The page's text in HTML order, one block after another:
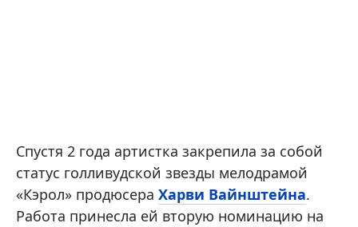
Спустя 2 года артистка закрепила за собой
статус голливудской звезды мелодрамой
«Кэрол» продюсера Харви Вайнштейна.
Работа принесла ей вторую номинацию на